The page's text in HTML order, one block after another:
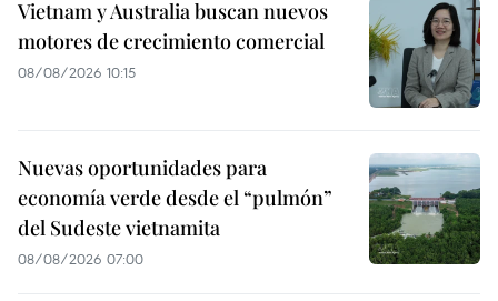
Vietnam y Australia buscan nuevos
motores de crecimiento comercial
08/08/2026 10:15
Nuevas oportunidades para
economía verde desde el “pulmón”
del Sudeste vietnamita
08/08/2026 07:00